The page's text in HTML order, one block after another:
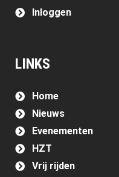
Inloggen
LINKS
Home
Nieuws
Evenementen
HZT
Vrij rijden